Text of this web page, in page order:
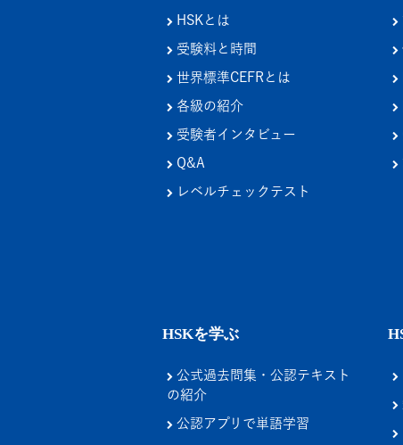
HSKとは
受験料と時間
世界標準CEFRとは
各級の紹介
受験者インタビュー
Q&A
レベルチェックテスト
HSKを学ぶ
公式過去問集・公認テキスト
の紹介
公認アプリで単語学習